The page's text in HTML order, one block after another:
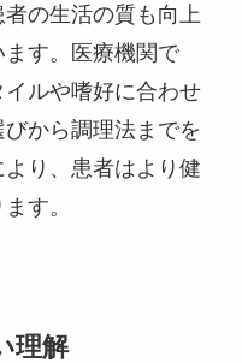
の生活の質も向上
す。医療機関で
ルや嗜好に合わせ
から調理法までを
り、患者はより健
す。
理解